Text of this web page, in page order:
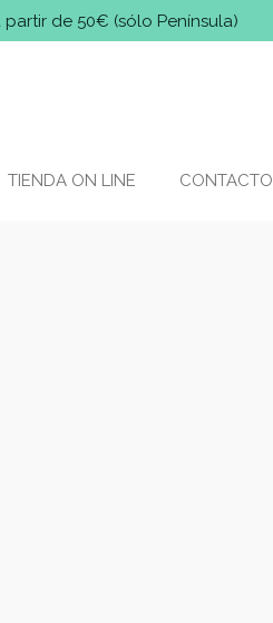
partir de 50€ (sólo Península)
TIENDA ON LINE CONTACTO